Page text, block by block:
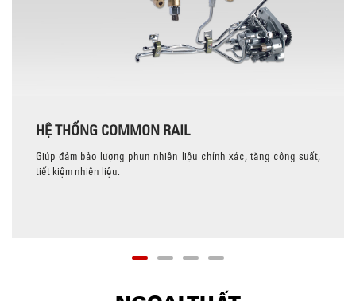
HỆ THỐNG COMMON RAIL
Giúp đảm bảo lượng phun nhiên liệu chính xác, tăng công suất,
tiết kiệm nhiên liệu.